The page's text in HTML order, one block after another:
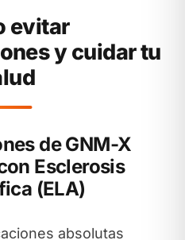
evitar
y cuidar tu
de GNM-X
Esclerosis
(ELA)
absolutas